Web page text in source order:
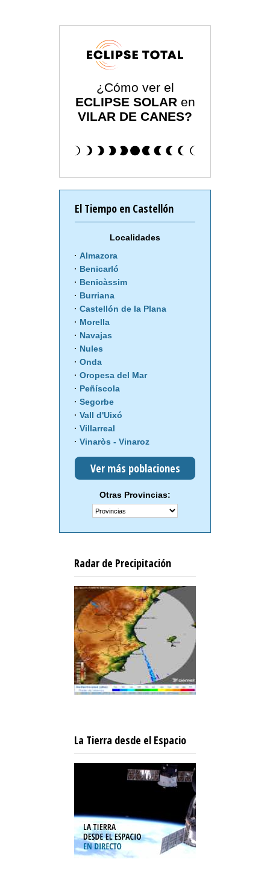
¿Cómo ver el
ECLIPSE SOLAR en
VILAR DE CANES?
El Tiempo en Castellón
Localidades
Almazora
Benicarló
Benicàssim
Burriana
Castellón de la Plana
Morella
Navajas
Nules
Onda
Oropesa del Mar
Peñíscola
Segorbe
Vall d'Uixó
Villarreal
Vinaròs - Vinaroz
Ver más poblaciones
Otras Provincias:
Radar de Precipitación
La Tierra desde el Espacio